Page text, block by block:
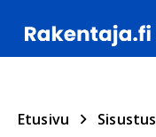
Etusivu Sisustus